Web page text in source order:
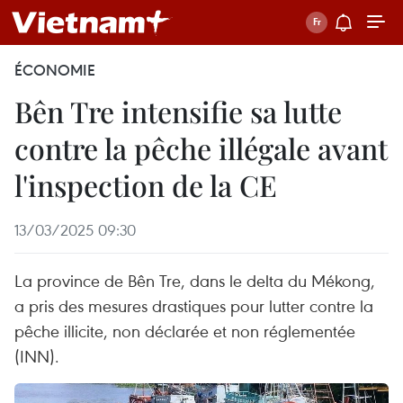
ÉCONOMIE
Bên Tre intensifie sa lutte
contre la pêche illégale avant
l'inspection de la CE
13/03/2025 09:30
La province de Bên Tre, dans le delta du Mékong,
a pris des mesures drastiques pour lutter contre la
pêche illicite, non déclarée et non réglementée
(INN).